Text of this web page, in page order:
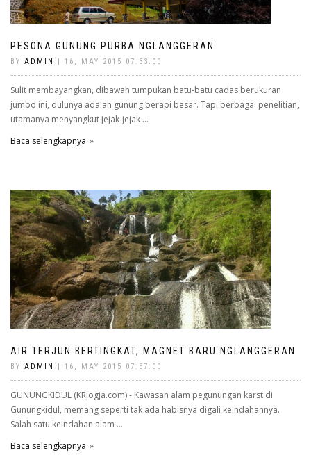
PESONA GUNUNG PURBA NGLANGGERAN
BY ADMIN | 16, MAY 2015 07:53:00
Sulit membayangkan, dibawah tumpukan batu-batu cadas berukuran
jumbo ini, dulunya adalah gunung berapi besar. Tapi berbagai penelitian,
utamanya menyangkut jejak-jejak ...
Baca selengkapnya
AIR TERJUN BERTINGKAT, MAGNET BARU NGLANGGERAN
BY ADMIN | 16, MAY 2015 07:57:00
GUNUNGKIDUL (KRjogja.com) - Kawasan alam pegunungan karst di
Gunungkidul, memang seperti tak ada habisnya digali keindahannya.
Salah satu keindahan alam ...
Baca selengkapnya